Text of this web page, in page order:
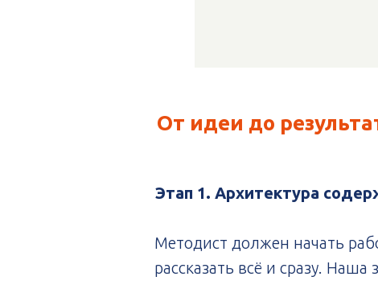
От идеи до
Этап 1. Архитектура
Методист должен начать
рассказать всё и сразу. Наша